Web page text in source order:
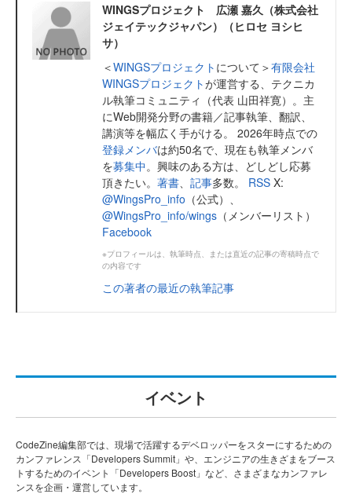
WINGSプロジェクト 広瀬 嘉久（株式会社
ジェイテックジャパン）（ヒロセ ヨシヒ
サ）
＜WINGSプロジェクト について＞有限会社
WINGSプロジェクトが運営する、テクニカ
ル執筆コミュニティ（代表 山田祥寛）。主
にWeb開発分野の書籍／記事執筆、翻訳、
講演等を幅広く手がける。 2026年時点での
登録メンバは約50名で、現在も執筆メンバ
を募集中。興味のある方は、どしどし応募
頂きたい。 著書 記事多数。 RSS X:
@WingsPro_info （公式）、
@WingsPro_info/wings （メンバーリスト）
Facebook
※プロフィールは、執筆時点、または直近の記事の寄稿時点で
の内容です
この著者の最近の執筆記事
イベント
CodeZine編集部では、現場で活躍するデベロッパーをスターにするための
カンファレンス「Developers Summit」や、エンジニアの生きざまをブース
トするためのイベント「Developers Boost」など、さまざまなカンファレ
ンスを企画・運営しています。